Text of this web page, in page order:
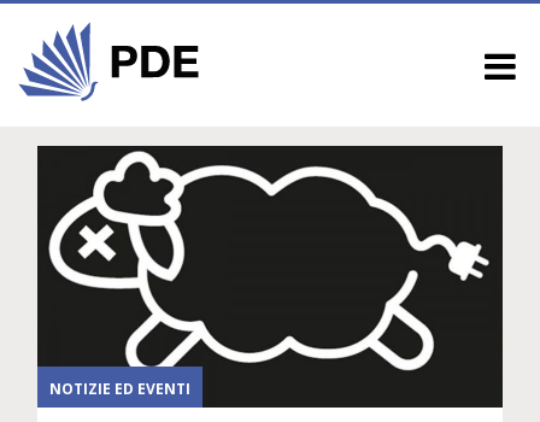
NOTIZIE ED EVENTI